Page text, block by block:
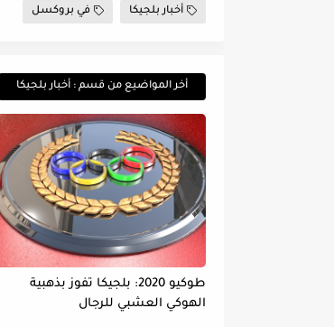
أخبار بلجيكا في بروكسل
أخر المواضيع من قسم : أخبار بلجيكا
طوكيو 2020: بلجيكا تفوز بذهبية
الهوكي العشبي للرجال